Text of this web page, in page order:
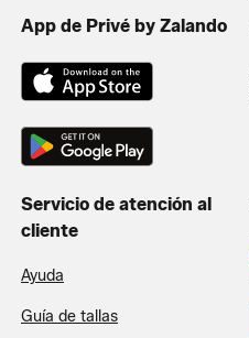
App de Privé by Zalando
Servicio de atención al
cliente
Ayuda
Guía de tallas